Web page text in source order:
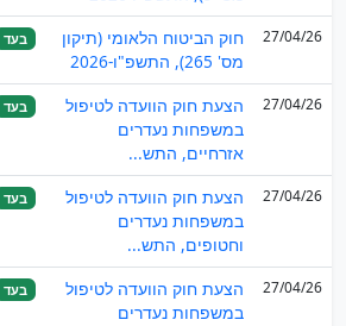
27/04/26
חוק הביטוח הלאומי (תיקון
מס' 265), התשפ"ו-2026
בעד
27/04/26
הצעת חוק הוועדה לטיפול
במשפחות נעדרים
אזרחיים, התש...
בעד
27/04/26
הצעת חוק הוועדה לטיפול
במשפחות נעדרים
וחטופים, התש...
בעד
27/04/26
הצעת חוק הוועדה לטיפול
במשפחות נעדרים
בעד